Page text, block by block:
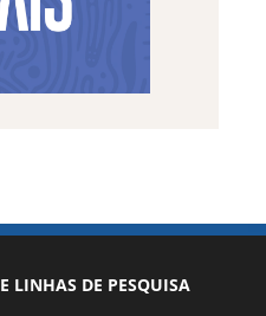
LINHAS DE PESQUISA